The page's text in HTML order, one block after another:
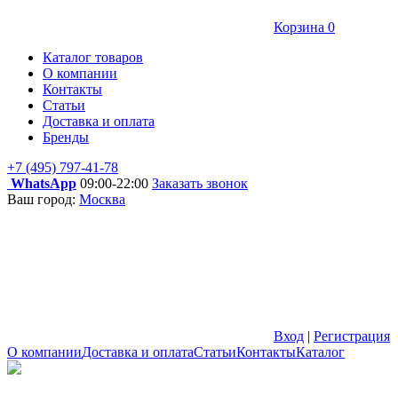
Корзина 0
Каталог товаров
О компании
Контакты
Статьи
Доставка и оплата
Бренды
+7 (495) 797-41-78
WhatsApp 09:00-22:00 Заказать звонок
Ваш город: Москва
Вход | Регистрация
О компанииДоставка и оплатаСтатьиКонтактыКаталог